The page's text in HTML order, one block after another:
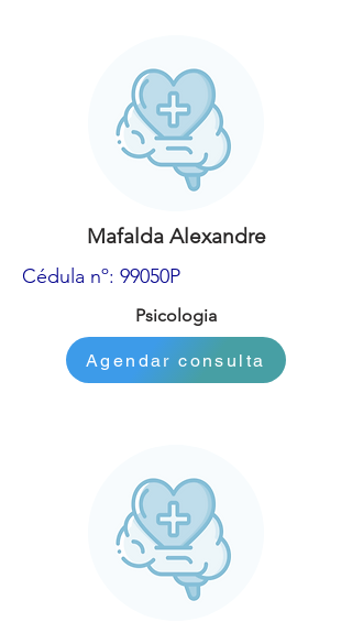
Mafalda Alexandre
Cédula nº: 99050P
Psicologia
Agendar consulta